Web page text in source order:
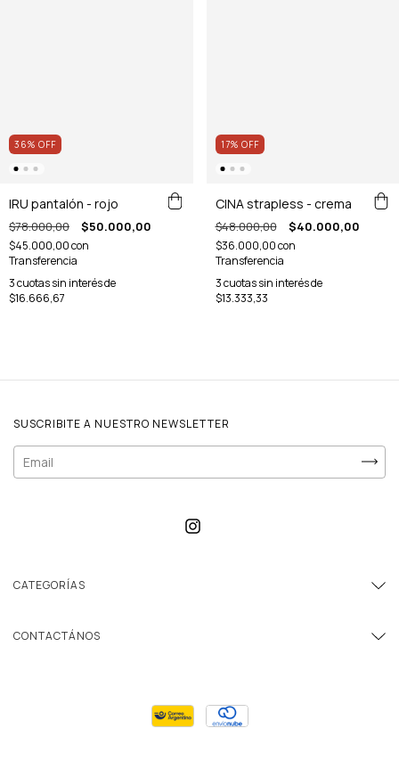
36% OFF
IRU pantalón - rojo
$78.000,00 $50.000,00
$45.000,00con
Transferencia
3cuotas sin interés de
$16.666,67
17% OFF
CINA strapless - crema
$48.000,00 $40.000,00
$36.000,00con
Transferencia
3cuotas sin interés de
$13.333,33
SUSCRIBITE A NUESTRO NEWSLETTER
CATEGORÍAS
CONTACTÁNOS